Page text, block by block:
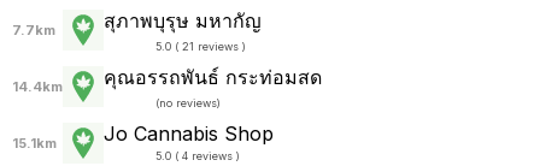
7.7km สุภาพบุรุษ มหากัญ
5.0 ( 21 reviews )
14.4km คุณอรรถพันธ์ กระท่อมสด
(no reviews)
15.1km Jo Cannabis Shop
5.0 ( 4 reviews )